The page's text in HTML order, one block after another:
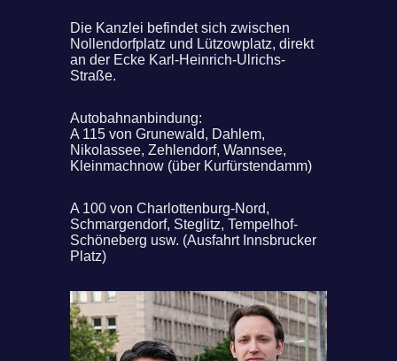
Die Kanzlei befindet sich zwischen
Nollendorfplatz und Lützowplatz, direkt
an der Ecke Karl-Heinrich-Ulrichs-
Straße.
Autobahnanbindung:
A 115 von Grunewald, Dahlem,
Nikolassee, Zehlendorf, Wannsee,
Kleinmachnow (über Kurfürstendamm)
A 100 von Charlottenburg-Nord,
Schmargendorf, Steglitz, Tempelhof-
Schöneberg usw. (Ausfahrt Innsbrucker
Platz)